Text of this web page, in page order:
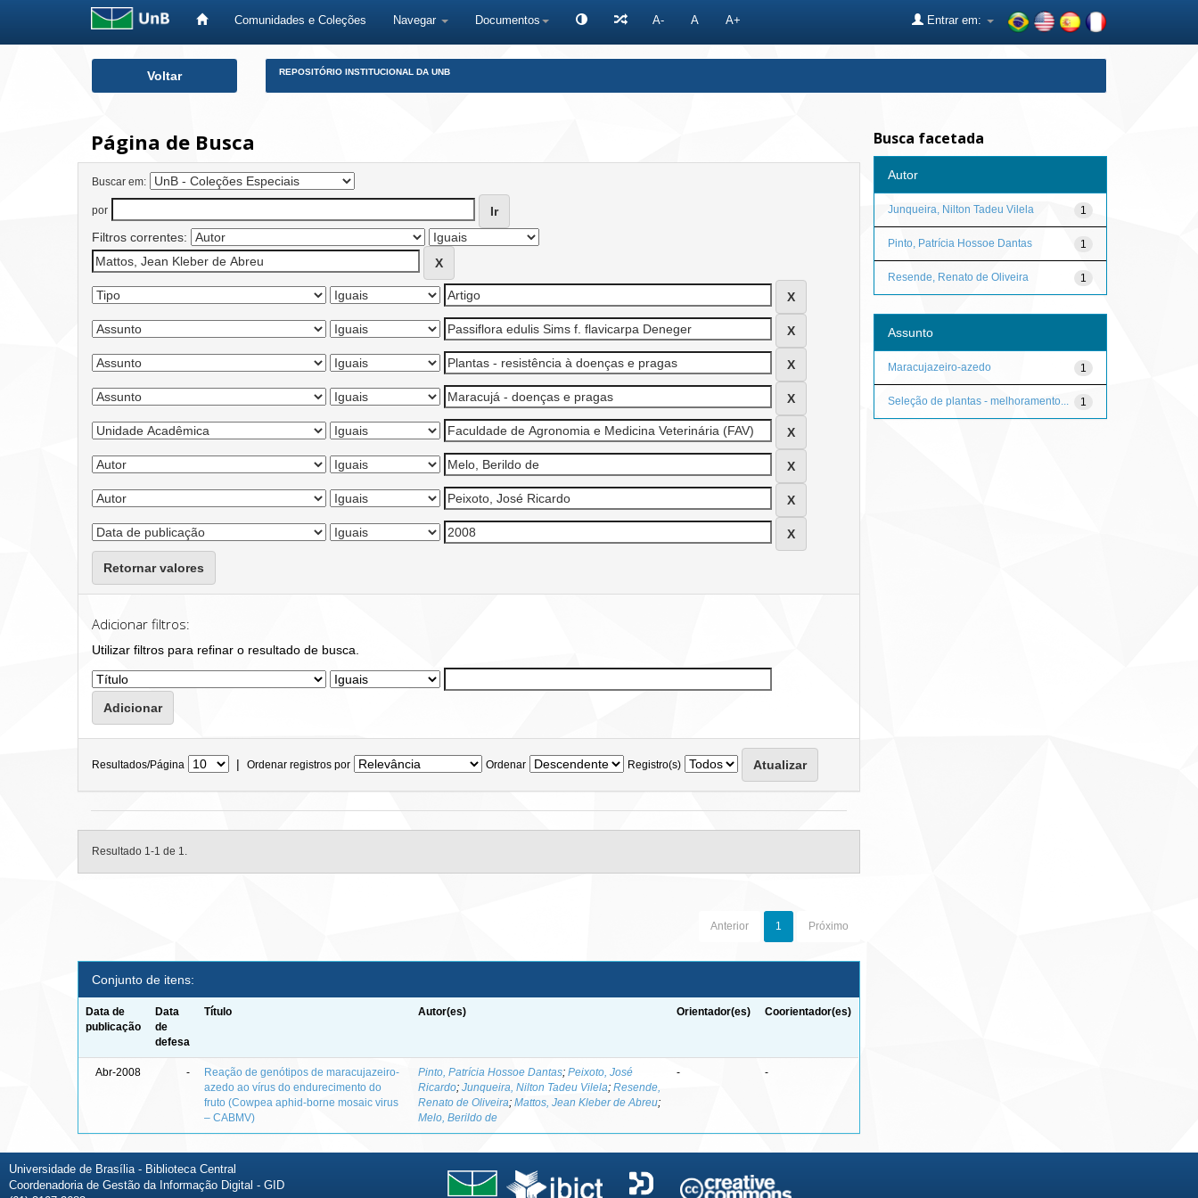
Comunidades e Coleções Navegar Documentos A- A A+ Entrar em:
Voltar REPOSITÓRIO INSTITUCIONAL DA UNB
Página de Busca
Buscar em:
por
Filtros correntes:
Retornar valores
Adicionar filtros:
Utilizar filtros para refinar o resultado de busca.
Resultados/Página | Ordenar registros por Ordenar Registro(s)
Resultado 1-1 de 1.
Anterior 1 Próximo
Conjunto de itens:
Data de
publicação
Data
de
defesa
Título Autor(es) Orientador(es) Coorientador(es)
Abr-2008 -
Reação de genótipos de maracujazeiro-
azedo ao vírus do endurecimento do
fruto (Cowpea aphid-borne mosaic virus
– CABMV)
Pinto, Patrícia Hossoe Dantas;Peixoto, José
Ricardo;Junqueira, Nilton Tadeu Vilela;Resende,
Renato de Oliveira;Mattos, Jean Kleber de Abreu;
Melo, Berildo de
- -
Busca facetada
Autor
1
Junqueira, Nilton Tadeu Vilela
1
Pinto, Patrícia Hossoe Dantas
1
Resende, Renato de Oliveira
Assunto
1
Maracujazeiro-azedo
1
Seleção de plantas - melhoramento...
Universidade de Brasília - Biblioteca Central
Coordenadoria de Gestão da Informação Digital - GID